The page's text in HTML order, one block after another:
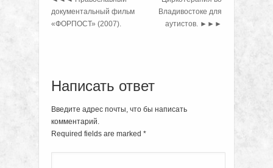
документальный фильм
«ФОРПОСТ» (2007).
Владивостоке для
аутистов. ►►►
Написать ответ
Введите адрес почты, что бы написать
комментарий.
Required fields are marked *